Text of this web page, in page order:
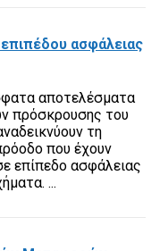
ασφάλειας
αποτελέσματα
πρόσκρουσης του
τη
που έχουν
επίπεδο ασφάλειας
...